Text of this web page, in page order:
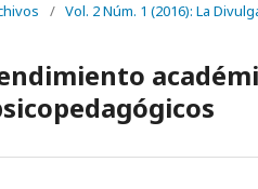
/ Vol. 2 Núm. 1 (2016): La